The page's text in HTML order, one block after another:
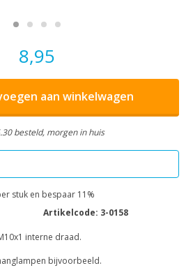
8,95
aan winkelwagen
besteld, morgen in huis
stuk en bespaar 11%
Artikelcode: 3-0158
interne draad.
bijvoorbeeld.